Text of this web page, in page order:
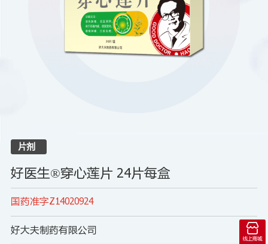
片剂
好医生®穿心莲片 24片每盒
国药准字Z14020924
好大夫制药有限公司 
线上商城